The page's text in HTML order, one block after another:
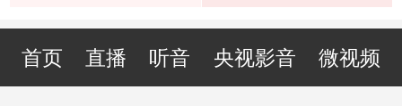
首页 直播 听音 央视影音 微视频